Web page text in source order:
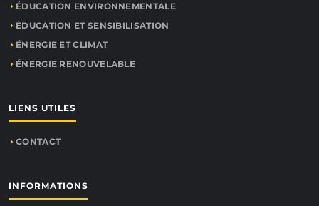
ÉDUCATION ENVIRONNEMENTALE
ÉDUCATION ET SENSIBILISATION
ÉNERGIE ET CLIMAT
ÉNERGIE RENOUVELABLE
LIENS UTILES
CONTACT
INFORMATIONS